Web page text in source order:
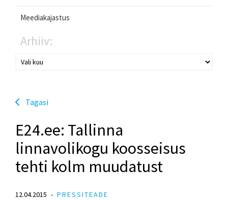
Meediakajastus
Arhiiv:
Tagasi
E24.ee: Tallinna
linnavolikogu koosseisus
tehti kolm muudatust
12.04.2015 PRESSITEADE